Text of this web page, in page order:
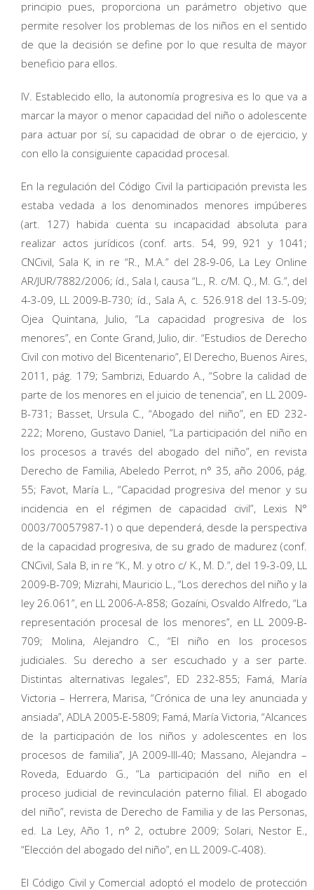
principio pues, proporciona un parámetro objetivo que
permite resolver los problemas de los niños en el sentido
de que la decisión se define por lo que resulta de mayor
beneficio para ellos.
IV. Establecido ello, la autonomía progresiva es lo que va a
marcar la mayor o menor capacidad del niño o adolescente
para actuar por sí, su capacidad de obrar o de ejercicio, y
con ello la consiguiente capacidad procesal.
En la regulación del Código Civil la participación prevista les
estaba vedada a los denominados menores impúberes
(art. 127) habida cuenta su incapacidad absoluta para
realizar actos jurídicos (conf. arts. 54, 99, 921 y 1041;
CNCivil, Sala K, in re “R., M.A.” del 28-9-06, La Ley Online
AR/JUR/7882/2006; íd., Sala I, causa “L., R. c/M. Q., M. G.”, del
4-3-09, LL 2009-B-730; íd., Sala A, c. 526.918 del 13-5-09;
Ojea Quintana, Julio, “La capacidad progresiva de los
menores”, en Conte Grand, Julio, dir. “Estudios de Derecho
Civil con motivo del Bicentenario”, El Derecho, Buenos Aires,
2011, pág. 179; Sambrizi, Eduardo A., “Sobre la calidad de
parte de los menores en el juicio de tenencia”, en LL 2009-
B-731; Basset, Ursula C., “Abogado del niño”, en ED 232-
222; Moreno, Gustavo Daniel, “La participación del niño en
los procesos a través del abogado del niño”, en revista
Derecho de Familia, Abeledo Perrot, n° 35, año 2006, pág.
55; Favot, María L., “Capacidad progresiva del menor y su
incidencia en el régimen de capacidad civil”, Lexis N°
0003/70057987-1) o que dependerá, desde la perspectiva
de la capacidad progresiva, de su grado de madurez (conf.
CNCivil, Sala B, in re “K., M. y otro c/ K., M. D.”, del 19-3-09, LL
2009-B-709; Mizrahi, Mauricio L., “Los derechos del niño y la
ley 26.061”, en LL 2006-A-858; Gozaíni, Osvaldo Alfredo, “La
representación procesal de los menores”, en LL 2009-B-
709; Molina, Alejandro C., “El niño en los procesos
judiciales. Su derecho a ser escuchado y a ser parte.
Distintas alternativas legales”, ED 232-855; Famá, María
Victoria – Herrera, Marisa, “Crónica de una ley anunciada y
ansiada”, ADLA 2005-E-5809; Famá, María Victoria, “Alcances
de la participación de los niños y adolescentes en los
procesos de familia”, JA 2009-III-40; Massano, Alejandra –
Roveda, Eduardo G., “La participación del niño en el
proceso judicial de revinculación paterno filial. El abogado
del niño”, revista de Derecho de Familia y de las Personas,
ed. La Ley, Año 1, n° 2, octubre 2009; Solari, Nestor E.,
“Elección del abogado del niño”, en LL 2009-C-408).
El Código Civil y Comercial adoptó el modelo de protección